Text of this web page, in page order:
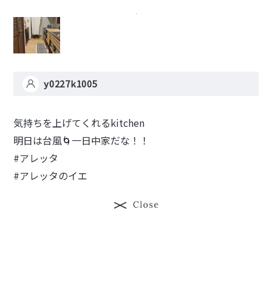
y0227k1005
気持ちを上げてくれるkitchen
明日は台風🌀一日中家だな！！
#アレッタ
#アレッタのイエ